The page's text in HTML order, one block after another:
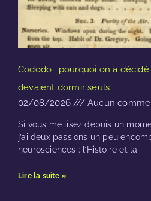
Cododo : pourquoi on a
devaient dormir seuls
02/08/2026
Aucun
Si vous me lisez depuis un
j’ai deux passions un peu
neurosciences : l’Histoire et la
Lire la suite »